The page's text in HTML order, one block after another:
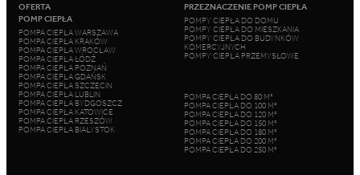
OFERTA
POMP CIEPŁA
POMPA CIEPŁA WARSZAWA
POMPA CIEPŁA KRAKÓW
POMPA CIEPŁA WROCŁAW
POMPA CIEPŁA ŁÓDŹ
POMPA CIEPŁA POZNAŃ
POMPA CIEPŁA GDAŃSK
POMPA CIEPŁA SZCZECIN
POMPA CIEPŁA LUBLIN
POMPA CIEPŁA BYDGOSZCZ
POMPA CIEPŁA KATOWICE
POMPA CIEPŁA RZESZÓW
POMPA CIEPŁA BIAŁYSTOK
PRZEZNACZENIE POMP CIEPŁA
POMPY CIEPŁA DO DOMU
POMPY CIEPŁA DO MIESZKANIA
POMPY CIEPŁA DO BUDYNKÓW
KOMERCYJNYCH
POMPY CIEPŁA PRZEMYSŁOWE
POMPA CIEPŁA DO 80 M²
POMPA CIEPŁA DO 100 M²
POMPA CIEPŁA DO 120 M²
POMPA CIEPŁA DO 150 M²
POMPA CIEPŁA DO 180 M²
POMPA CIEPŁA DO 200 M²
POMPA CIEPŁA DO 250 M²